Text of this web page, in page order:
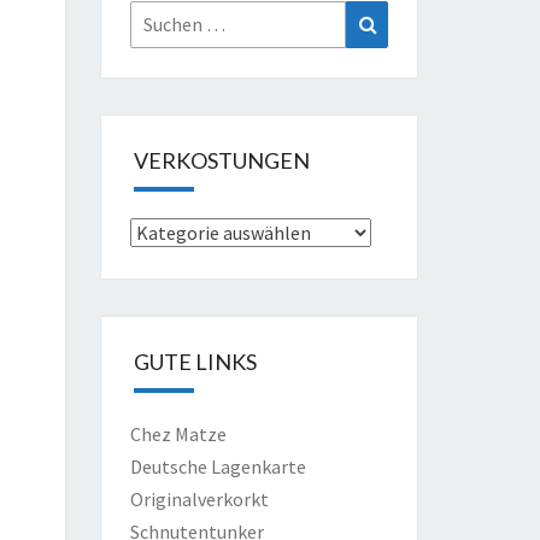
Suche
nach:
VERKOSTUNGEN
Verkostungen
GUTE LINKS
Chez Matze
Deutsche Lagenkarte
Originalverkorkt
Schnutentunker